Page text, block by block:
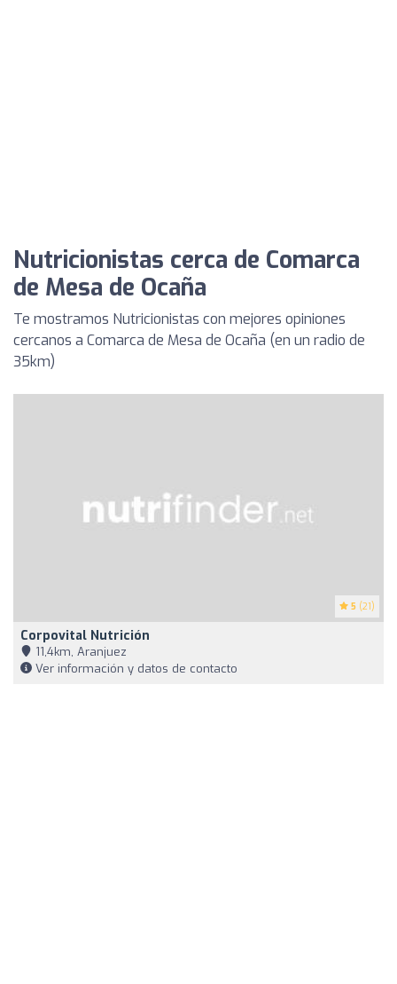
Nutricionistas cerca de Comarca
de Mesa de Ocaña
Te mostramos Nutricionistas con mejores opiniones
cercanos a Comarca de Mesa de Ocaña (en un radio de
35km)
5 (21)
Corpovital Nutrición
11,4km, Aranjuez
Ver información y datos de contacto